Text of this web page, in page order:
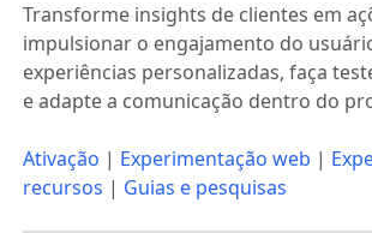
Transforme insights de clientes em
impulsionar o engajamento do
experiências personalizadas, faça
e adapte a comunicação dentro do
Ativação | Experimentação web |
recursos | Guias e pesquisas